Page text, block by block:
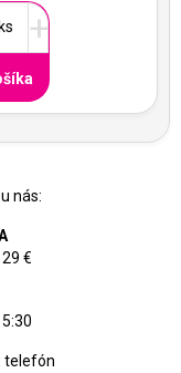
+
nás:
€
telefón